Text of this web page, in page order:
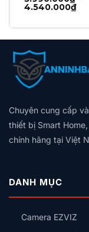
biệt người, thú
thì với người
Lưu trữ đến
tục
THÔNG SỐ
CHI
Độ phân giải
5MP
Zoom
Nhìn đêm
Màu
4.540.000₫
giá:
Chuyên cung cấp
thiết bị Smart
chính hãng tại Việt
DANH MỤC
Camera EZVIZ